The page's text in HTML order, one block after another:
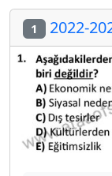
1 2022-